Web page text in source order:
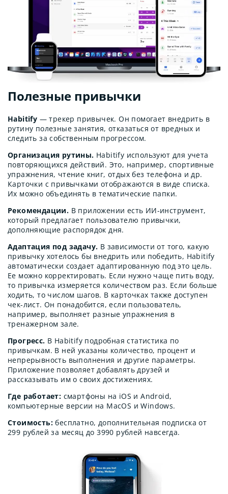
Полезные привычки
Habitify — трекер привычек. Он помогает внедрить в
рутину полезные занятия, отказаться от вредных и
следить за собственным прогрессом.
Организация рутины. Habitify используют для учета
повторяющихся действий. Это, например, спортивные
упражнения, чтение книг, отдых без телефона и др.
Карточки с привычками отображаются в виде списка.
Их можно объединять в тематические папки.
Рекомендации. В приложении есть ИИ-инструмент,
который предлагает пользователю привычки,
дополняющие распорядок дня.
Адаптация под задачу. В зависимости от того, какую
привычку хотелось бы внедрить или победить, Habitify
автоматически создает адаптированную под это цель.
Ее можно корректировать. Если нужно чаще пить воду,
то привычка измеряется количеством раз. Если больше
ходить, то числом шагов. В карточках также доступен
чек-лист. Он понадобится, если пользователь,
например, выполняет разные упражнения в
тренажерном зале.
Прогресс. В Habitify подробная статистика по
привычкам. В ней указаны количество, процент и
непрерывность выполнения и другие параметры.
Приложение позволяет добавлять друзей и
рассказывать им о своих достижениях.
Где работает: смартфоны на iOS и Android,
компьютерные версии на MacOS и Windows.
Стоимость: бесплатно, дополнительная подписка от
299 рублей за месяц до 3990 рублей навсегда.